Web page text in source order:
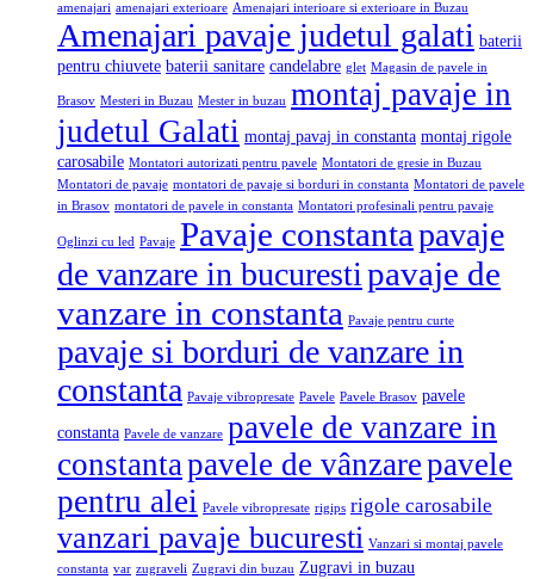
amenajari amenajari exterioare Amenajari interioare si exterioare in Buzau
Amenajari pavaje judetul galati baterii
pentru chiuvete baterii sanitare candelabre glet Magasin de pavele in
Brasov Mesteri in Buzau Mester in buzau montaj pavaje in
judetul Galati montaj pavaj in constanta montaj rigole
carosabile Montatori autorizati pentru pavele Montatori de gresie in Buzau
Montatori de pavaje montatori de pavaje si borduri in constanta Montatori de pavele
in Brasov montatori de pavele in constanta Montatori profesinali pentru pavaje
Oglinzi cu led Pavaje Pavaje constantapavaje
de vanzare in bucurestipavaje de
vanzare in constanta Pavaje pentru curte
pavaje si borduri de vanzare in
constanta Pavaje vibropresate Pavele Pavele Brasov pavele
constanta Pavele de vanzare pavele de vanzare in
constantapavele de vânzarepavele
pentru alei Pavele vibropresate rigips rigole carosabile
vanzari pavaje bucuresti Vanzari si montaj pavele
constanta var zugraveli Zugravi din buzau Zugravi in buzau